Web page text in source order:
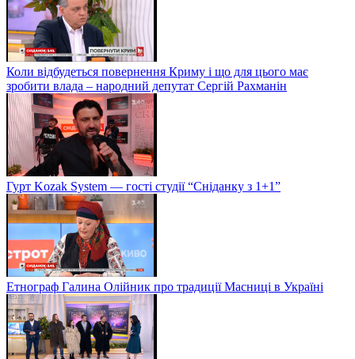
Коли відбудеться повернення Криму і що для цього має
зробити влада – народний депутат Сергій Рахманін
Гурт Kozak System — гості студії “Сніданку з 1+1”
Етнограф Галина Олійник про традиції Масниці в Україні